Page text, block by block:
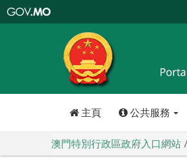
特
政
區
政
口
主頁 公共服務
澳門特別行政區政府入口網站